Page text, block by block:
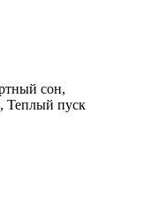
сон,
Теплый пуск